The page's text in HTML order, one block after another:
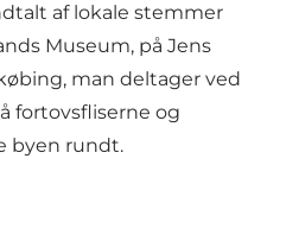
af lokale stemmer
Museum, på Jens
man deltager ved
fortovsfliserne og
byen rundt.